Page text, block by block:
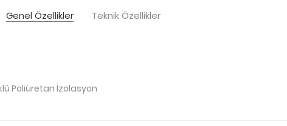
Genel Özellikler Teknik Özellikler
Poliüretan İzolasyon